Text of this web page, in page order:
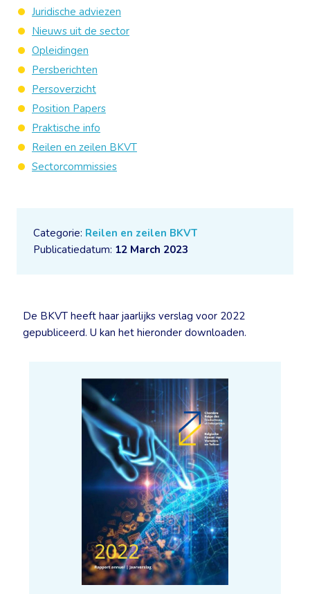
Categorie: Reilen en zeilen BKVT
Publicatiedatum: 12 March 2023
De BKVT heeft haar jaarlijks verslag voor 2022
gepubliceerd. U kan het hieronder downloaden.
Juridische adviezen
Nieuws uit de sector
Opleidingen
Persberichten
Persoverzicht
Position Papers
Praktische info
Reilen en zeilen BKVT
Sectorcommissies